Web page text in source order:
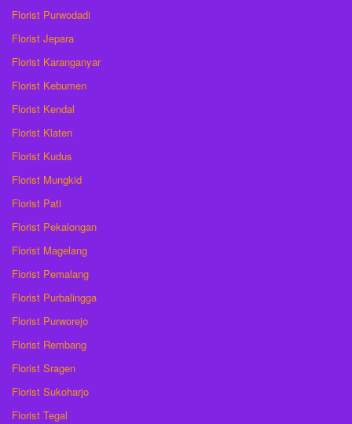
Florist Purwodadi
Florist Jepara
Florist Karanganyar
Florist Kebumen
Florist Kendal
Florist Klaten
Florist Kudus
Florist Mungkid
Florist Pati
Florist Pekalongan
Florist Magelang
Florist Pemalang
Florist Purbalingga
Florist Purworejo
Florist Rembang
Florist Sragen
Florist Sukoharjo
Florist Tegal